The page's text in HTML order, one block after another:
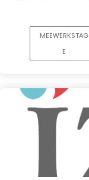
MEEWERKSTAG
E